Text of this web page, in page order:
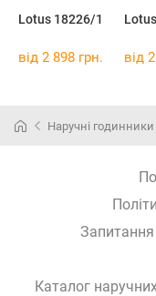
Lotus 18226/1
від 2 898 грн. від
Наручні годинники
Каталог